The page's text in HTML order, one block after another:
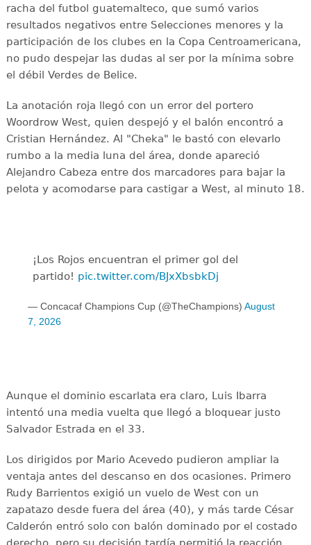
racha del futbol guatemalteco, que sumó varios
resultados negativos entre Selecciones menores y la
participación de los clubes en la Copa Centroamericana,
no pudo despejar las dudas al ser por la mínima sobre
el débil Verdes de Belice.
La anotación roja llegó con un error del portero
Woordrow West, quien despejó y el balón encontró a
Cristian Hernández. Al "Cheka" le bastó con elevarlo
rumbo a la media luna del área, donde apareció
Alejandro Cabeza entre dos marcadores para bajar la
pelota y acomodarse para castigar a West, al minuto 18.
¡Los Rojos encuentran el primer gol del
partido! pic.twitter.com/BJxXbsbkDj
— Concacaf Champions Cup (@TheChampions) August
7, 2026
Aunque el dominio escarlata era claro, Luis Ibarra
intentó una media vuelta que llegó a bloquear justo
Salvador Estrada en el 33.
Los dirigidos por Mario Acevedo pudieron ampliar la
ventaja antes del descanso en dos ocasiones. Primero
Rudy Barrientos exigió un vuelo de West con un
zapatazo desde fuera del área (40), y más tarde César
Calderón entró solo con balón dominado por el costado